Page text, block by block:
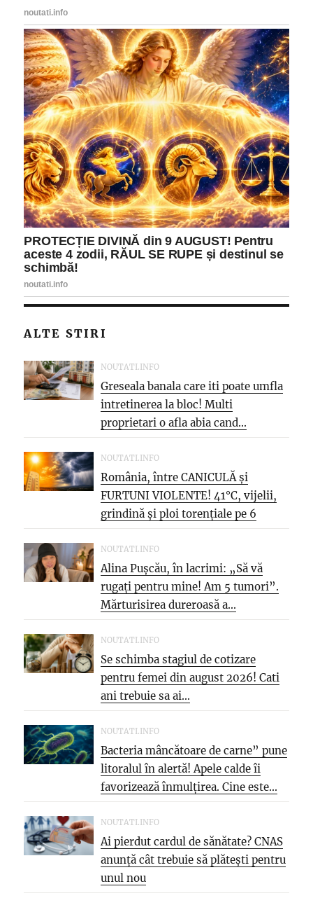
ALTE STIRI
NOUTATI.INFO
Greseala banala care iti poate umfla
intretinerea la bloc! Multi
proprietari o afla abia cand...
NOUTATI.INFO
România, între CANICULĂ și
FURTUNI VIOLENTE! 41°C, vijelii,
grindină și ploi torențiale pe 6
august
NOUTATI.INFO
Alina Pușcău, în lacrimi: „Să vă
rugați pentru mine! Am 5 tumori”.
Mărturisirea dureroasă a...
NOUTATI.INFO
Se schimba stagiul de cotizare
pentru femei din august 2026! Cati
ani trebuie sa ai...
NOUTATI.INFO
Bacteria mâncătoare de carne” pune
litoralul în alertă! Apele calde îi
favorizează înmulțirea. Cine este...
NOUTATI.INFO
Ai pierdut cardul de sănătate? CNAS
anunță cât trebuie să plătești pentru
unul nou